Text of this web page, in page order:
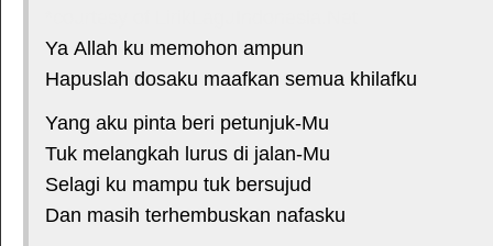
Ya Allah ku memohon ampun
Hapuslah dosaku maafkan semua khilafku
Yang aku pinta beri petunjuk-Mu
Tuk melangkah lurus di jalan-Mu
Selagi ku mampu tuk bersujud
Dan masih terhembuskan nafasku